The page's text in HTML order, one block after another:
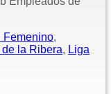
Femenino,
la Ribera, Liga